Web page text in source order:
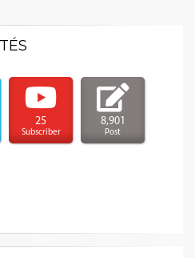
25
Subscriber
8,901
Post